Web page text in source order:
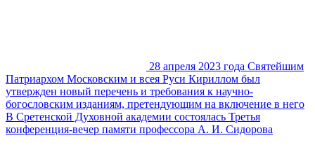
28 апреля 2023 года Святейшим
Патриархом Московским и всея Руси Кириллом был
утвержден новый перечень и требования к научно-
богословским изданиям, претендующим на включение в него
В Сретенской Духовной академии состоялась Третья
конференция-вечер памяти профессора А. И. Сидорова